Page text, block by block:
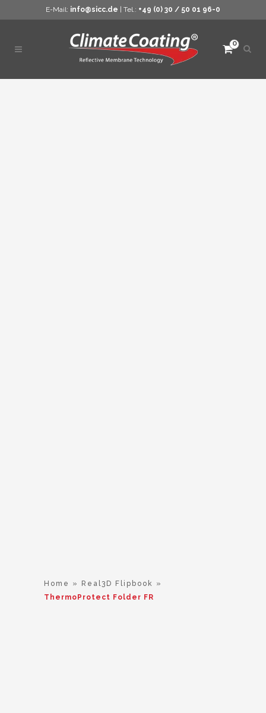
E-Mail: info@sicc.de | Tel.: +49 (0) 30 / 50 01 96-0
0
Home » Real3D Flipbook
»
ThermoProtect Folder FR